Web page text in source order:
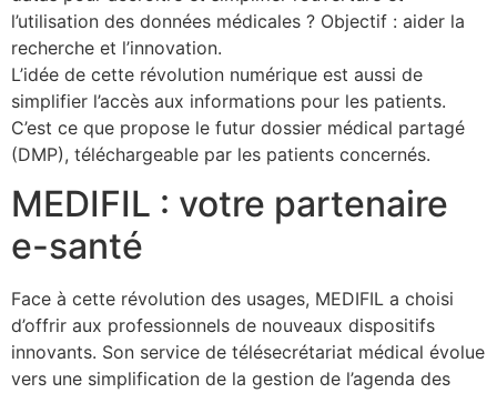
l’utilisation des données médicales ? Objectif : aider la
recherche et l’innovation.
L’idée de cette révolution numérique est aussi de
simplifier l’accès aux informations pour les patients.
C’est ce que propose le futur dossier médical partagé
(DMP), téléchargeable par les patients concernés.
MEDIFIL : votre partenaire
e-santé
Face à cette révolution des usages, MEDIFIL a choisi
d’offrir aux professionnels de nouveaux dispositifs
innovants. Son service de télésecrétariat médical évolue
vers une simplification de la gestion de l’agenda des